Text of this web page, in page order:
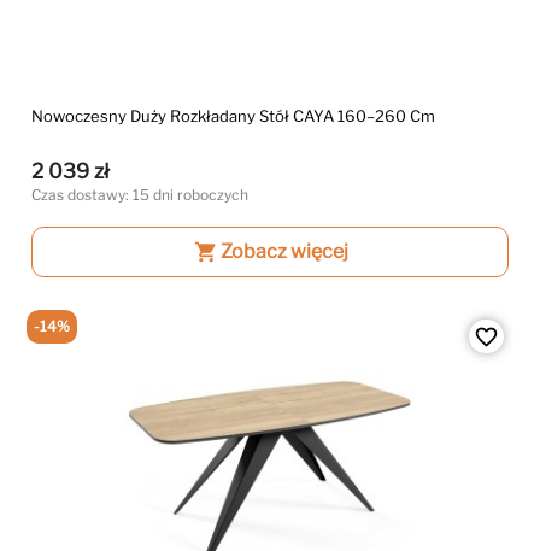
Nowoczesny Duży Rozkładany Stół CAYA 160–260 Cm
2 039 zł
Czas dostawy: 15 dni roboczych
shopping_cart Zobacz więcej
favorite_border
-14%